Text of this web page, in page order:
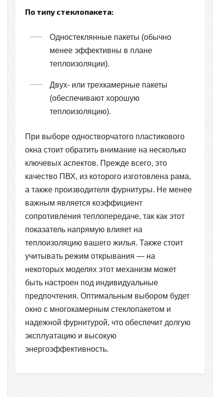
По типу стеклопакета:
Одностеклянные пакеты (обычно
менее эффективны в плане
теплоизоляции).
Двух- или трехкамерные пакеты
(обеспечивают хорошую
теплоизоляцию).
При выборе одностворчатого пластикового
окна стоит обратить внимание на несколько
ключевых аспектов. Прежде всего, это
качество ПВХ, из которого изготовлена рама,
а также производителя фурнитуры. Не менее
важным является коэффициент
сопротивления теплопередаче, так как этот
показатель напрямую влияет на
теплоизоляцию вашего жилья. Также стоит
учитывать режим открывания — на
некоторых моделях этот механизм может
быть настроен под индивидуальные
предпочтения. Оптимальным выбором будет
окно с многокамерным стеклопакетом и
надежной фурнитурой, что обеспечит долгую
эксплуатацию и высокую
энергоэффективность.